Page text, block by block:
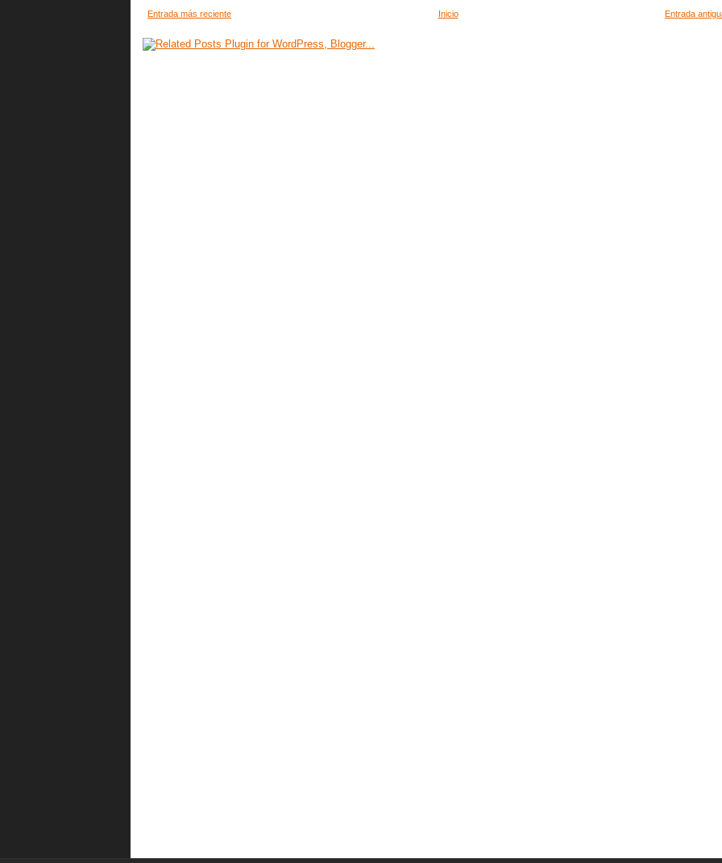
Entrada más reciente Entrada
Inicio